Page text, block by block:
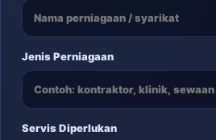
Jenis Perniagaan
Servis Diperlukan